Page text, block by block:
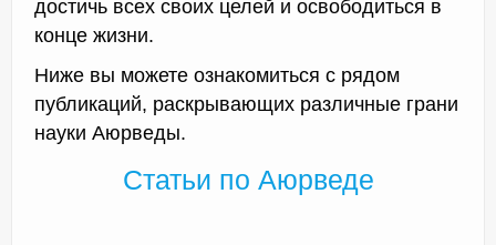
достичь всех своих целей и освободиться в
конце жизни.
Ниже вы можете ознакомиться с рядом
публикаций, раскрывающих различные грани
науки Аюрведы.
Статьи по Аюрведе